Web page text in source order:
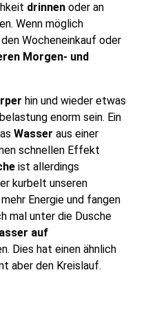
drinnen oder an
Wenn möglich
Wocheneinkauf oder
Morgen- und
hin und wieder etwas
enorm sein. Ein
Wasser aus einer
schnellen Effekt
ist allerdings
kurbelt unseren
Energie und fangen
mal unter die Dusche
auf
Dies hat einen ähnlich
aber den Kreislauf.